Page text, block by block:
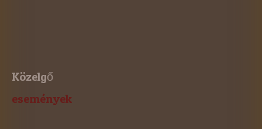
Közelgő
események